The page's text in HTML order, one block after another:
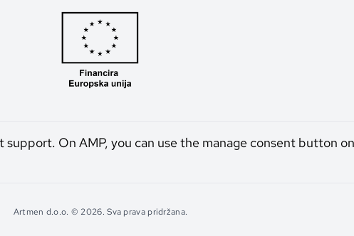
On AMP, you can use the manage consent button
Artmen d.o.o. © 2026. Sva prava pridržana.